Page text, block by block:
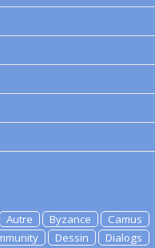
Autre Byzance
Camus
Dessin
Dialogs